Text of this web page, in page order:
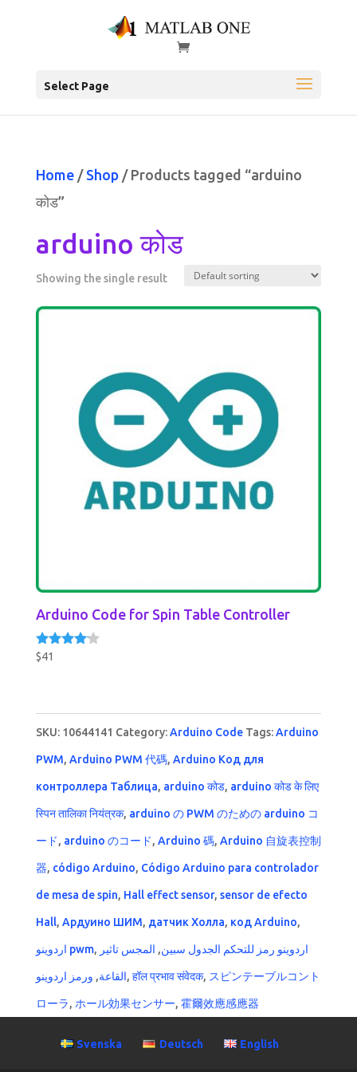
Select Page
Home/ Shop/ Products tagged “arduino
कोड”
arduino कोड
Showing the single result
Arduino Code for Spin Table Controller
Rated
$41
SKU: 10644141 Category:Arduino Code Tags:Arduino
PWM, Arduino PWM 代碼, Arduino Код для
контроллера Таблица, arduino कोड, arduino कोड के लिए
स्पिन तालिका नियंत्रक, arduino の PWM のための arduino コ
ード, arduino のコード, Arduino 碼, Arduino 自旋表控制
器, código Arduino, Código Arduino para controlador
de mesa de spin, Hall effect sensor, sensor de efecto
Hall, Ардуино ШИМ, датчик Холла, код Arduino,
اردوينو pwm, اردوينو رمز للتحكم الجدول سبين, المجس تاثير
القاعة, ورمز اردوينو , हॉल प्रभाव संवेदक, スピンテーブルコント
ローラ, ホール効果センサー, 霍爾效應感應器
Svenska Deutsch English